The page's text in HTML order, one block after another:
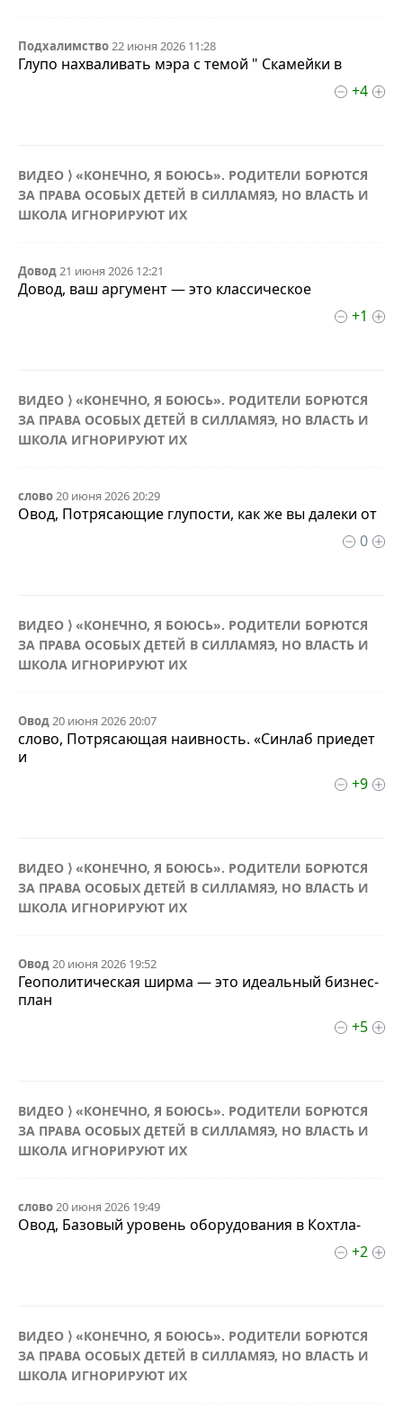
Подхалимство22 июня 2026 11:28
Глупо нахваливать мэра с темой " Скамейки в
+4
ВИДЕО ⟩ «КОНЕЧНО, Я БОЮСЬ». РОДИТЕЛИ БОРЮТСЯ
ЗА ПРАВА ОСОБЫХ ДЕТЕЙ В СИЛЛАМЯЭ, НО ВЛАСТЬ И
ШКОЛА ИГНОРИРУЮТ ИХ
Довод21 июня 2026 12:21
Довод, ваш аргумент — это классическое
+1
ВИДЕО ⟩ «КОНЕЧНО, Я БОЮСЬ». РОДИТЕЛИ БОРЮТСЯ
ЗА ПРАВА ОСОБЫХ ДЕТЕЙ В СИЛЛАМЯЭ, НО ВЛАСТЬ И
ШКОЛА ИГНОРИРУЮТ ИХ
слово20 июня 2026 20:29
Овод, Потрясающие глупости, как же вы далеки от
0
ВИДЕО ⟩ «КОНЕЧНО, Я БОЮСЬ». РОДИТЕЛИ БОРЮТСЯ
ЗА ПРАВА ОСОБЫХ ДЕТЕЙ В СИЛЛАМЯЭ, НО ВЛАСТЬ И
ШКОЛА ИГНОРИРУЮТ ИХ
Овод20 июня 2026 20:07
слово, Потрясающая наивность. «Синлаб приедет
и
+9
ВИДЕО ⟩ «КОНЕЧНО, Я БОЮСЬ». РОДИТЕЛИ БОРЮТСЯ
ЗА ПРАВА ОСОБЫХ ДЕТЕЙ В СИЛЛАМЯЭ, НО ВЛАСТЬ И
ШКОЛА ИГНОРИРУЮТ ИХ
Овод20 июня 2026 19:52
Геополитическая ширма — это идеальный бизнес-
план
+5
ВИДЕО ⟩ «КОНЕЧНО, Я БОЮСЬ». РОДИТЕЛИ БОРЮТСЯ
ЗА ПРАВА ОСОБЫХ ДЕТЕЙ В СИЛЛАМЯЭ, НО ВЛАСТЬ И
ШКОЛА ИГНОРИРУЮТ ИХ
слово20 июня 2026 19:49
Овод, Базовый уровень оборудования в Кохтла-
+2
ВИДЕО ⟩ «КОНЕЧНО, Я БОЮСЬ». РОДИТЕЛИ БОРЮТСЯ
ЗА ПРАВА ОСОБЫХ ДЕТЕЙ В СИЛЛАМЯЭ, НО ВЛАСТЬ И
ШКОЛА ИГНОРИРУЮТ ИХ